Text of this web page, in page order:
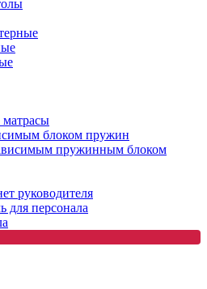
блоком пружин
пружинным блоком
руководителя
для персонала